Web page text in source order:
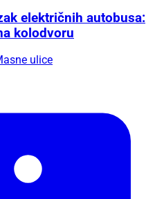
električnih autobusa:
kolodvoru
ulice